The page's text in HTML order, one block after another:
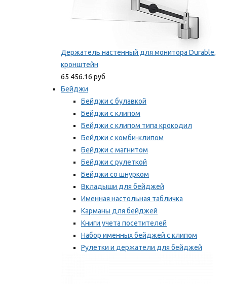
Держатель настенный для монитора Durable,
кронштейн
65 456.16 руб
Бейджи
Бейджи с булавкой
Бейджи с клипом
Бейджи с клипом типа крокодил
Бейджи с комби-клипом
Бейджи с магнитом
Бейджи с рулеткой
Бейджи со шнурком
Вкладыши для бейджей
Именная настольная табличка
Карманы для бейджей
Книги учета посетителей
Набор именных бейджей с клипом
Рулетки и держатели для бейджей